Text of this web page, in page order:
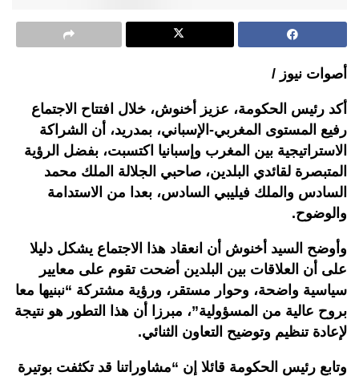
أصوات نيوز /
أكد رئيس الحكومة، عزيز أخنوش، خلال افتتاح الاجتماع
رفيع المستوى المغربي-الإسباني، بمدريد، أن الشراكة
الاستراتيجية بين المغرب وإسبانيا اكتسبت، بفضل الرؤية
المتبصرة لقائدي البلدين، صاحبي الجلالة الملك محمد
السادس والملك فيليبي السادس، بعدا من الاستدامة
والوضوح.
وأوضح السيد أخنوش أن انعقاد هذا الاجتماع يشكل دليلا
على أن العلاقات بين البلدين أضحت تقوم على معايير
سياسية واضحة، وحوار مستقر، ورؤية مشتركة “نبنيها معا
بروح عالية من المسؤولية”، مبرزا أن هذا التطور هو نتيجة
لإعادة تنظيم وتوضيح التعاون الثنائي.
وتابع رئيس الحكومة قائلا إن “مشاوراتنا قد تكثفت بوتيرة